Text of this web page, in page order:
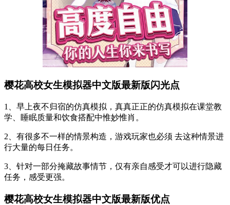
樱花高校女生模拟器中文版最新版闪光点
1、早上夜不归宿的仿真模拟，真真正正的仿真模拟在课堂教
学、睡眠质量和饮食搭配中惟妙惟肖。
2、有很多不一样的情景构造，游戏玩家也必须 去这种情景进
行大量的每日任务。
3、针对一部分掩藏故事情节，仅有亲自感受才可以进行隐藏
任务，感受更强。
樱花高校女生模拟器中文版最新版优点